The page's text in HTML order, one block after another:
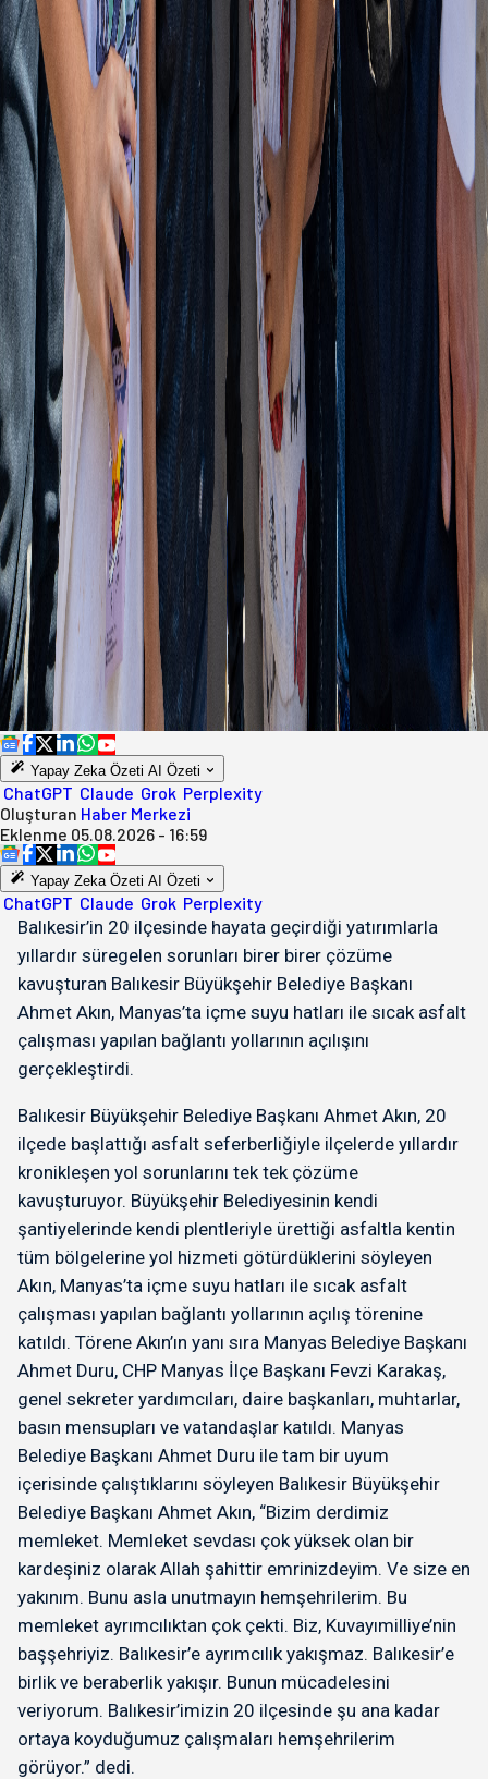
Yapay Zeka Özeti AI Özeti
ChatGPT Claude Grok Perplexity
Oluşturan Haber Merkezi
Eklenme 05.08.2026 - 16:59
Yapay Zeka Özeti AI Özeti
ChatGPT Claude Grok Perplexity
Balıkesir’in 20 ilçesinde hayata geçirdiği yatırımlarla
yıllardır süregelen sorunları birer birer çözüme
kavuşturan Balıkesir Büyükşehir Belediye Başkanı
Ahmet Akın, Manyas’ta içme suyu hatları ile sıcak asfalt
çalışması yapılan bağlantı yollarının açılışını
gerçekleştirdi.
Balıkesir Büyükşehir Belediye Başkanı Ahmet Akın, 20
ilçede başlattığı asfalt seferberliğiyle ilçelerde yıllardır
kronikleşen yol sorunlarını tek tek çözüme
kavuşturuyor. Büyükşehir Belediyesinin kendi
şantiyelerinde kendi plentleriyle ürettiği asfaltla kentin
tüm bölgelerine yol hizmeti götürdüklerini söyleyen
Akın, Manyas’ta içme suyu hatları ile sıcak asfalt
çalışması yapılan bağlantı yollarının açılış törenine
katıldı. Törene Akın’ın yanı sıra Manyas Belediye Başkanı
Ahmet Duru, CHP Manyas İlçe Başkanı Fevzi Karakaş,
genel sekreter yardımcıları, daire başkanları, muhtarlar,
basın mensupları ve vatandaşlar katıldı. Manyas
Belediye Başkanı Ahmet Duru ile tam bir uyum
içerisinde çalıştıklarını söyleyen Balıkesir Büyükşehir
Belediye Başkanı Ahmet Akın, “Bizim derdimiz
memleket. Memleket sevdası çok yüksek olan bir
kardeşiniz olarak Allah şahittir emrinizdeyim. Ve size en
yakınım. Bunu asla unutmayın hemşehrilerim. Bu
memleket ayrımcılıktan çok çekti. Biz, Kuvayımilliye’nin
başşehriyiz. Balıkesir’e ayrımcılık yakışmaz. Balıkesir’e
birlik ve beraberlik yakışır. Bunun mücadelesini
veriyorum. Balıkesir’imizin 20 ilçesinde şu ana kadar
ortaya koyduğumuz çalışmaları hemşehrilerim
görüyor.” dedi.